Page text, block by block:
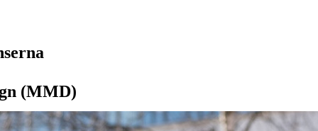
(MMD)